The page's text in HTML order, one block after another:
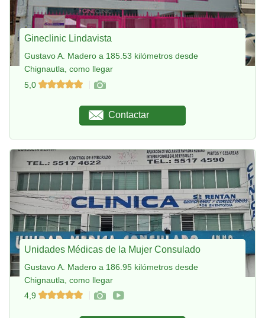
Gineclinic Lindavista
Gustavo A. Madero a 185.53 kilómetros desde
Chignautla, como llegar
5,0
Contactar
Unidades Médicas de la Mujer Consulado
Gustavo A. Madero a 186.95 kilómetros desde
Chignautla, como llegar
4,9